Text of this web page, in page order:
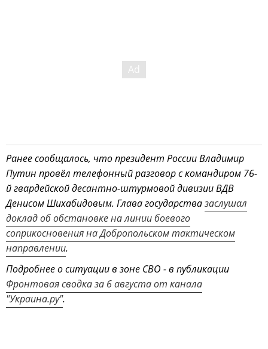
Ранее сообщалось, что президент России Владимир
Путин провёл телефонный разговор с командиром 76-
й гвардейской десантно-штурмовой дивизии ВДВ
Денисом Шихабидовым. Глава государствазаслушал
доклад об обстановке на линии боевого
соприкосновения на Добропольском тактическом
направлении.
Подробнее о ситуации в зоне СВО - в публикации
Фронтовая сводка за 6 августа от канала
"Украина.ру".